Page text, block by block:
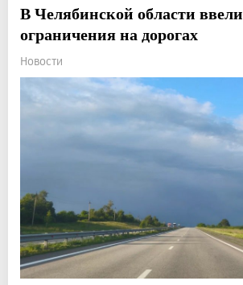
В Челябинской области ввели
ограничения на дорогах
Новости